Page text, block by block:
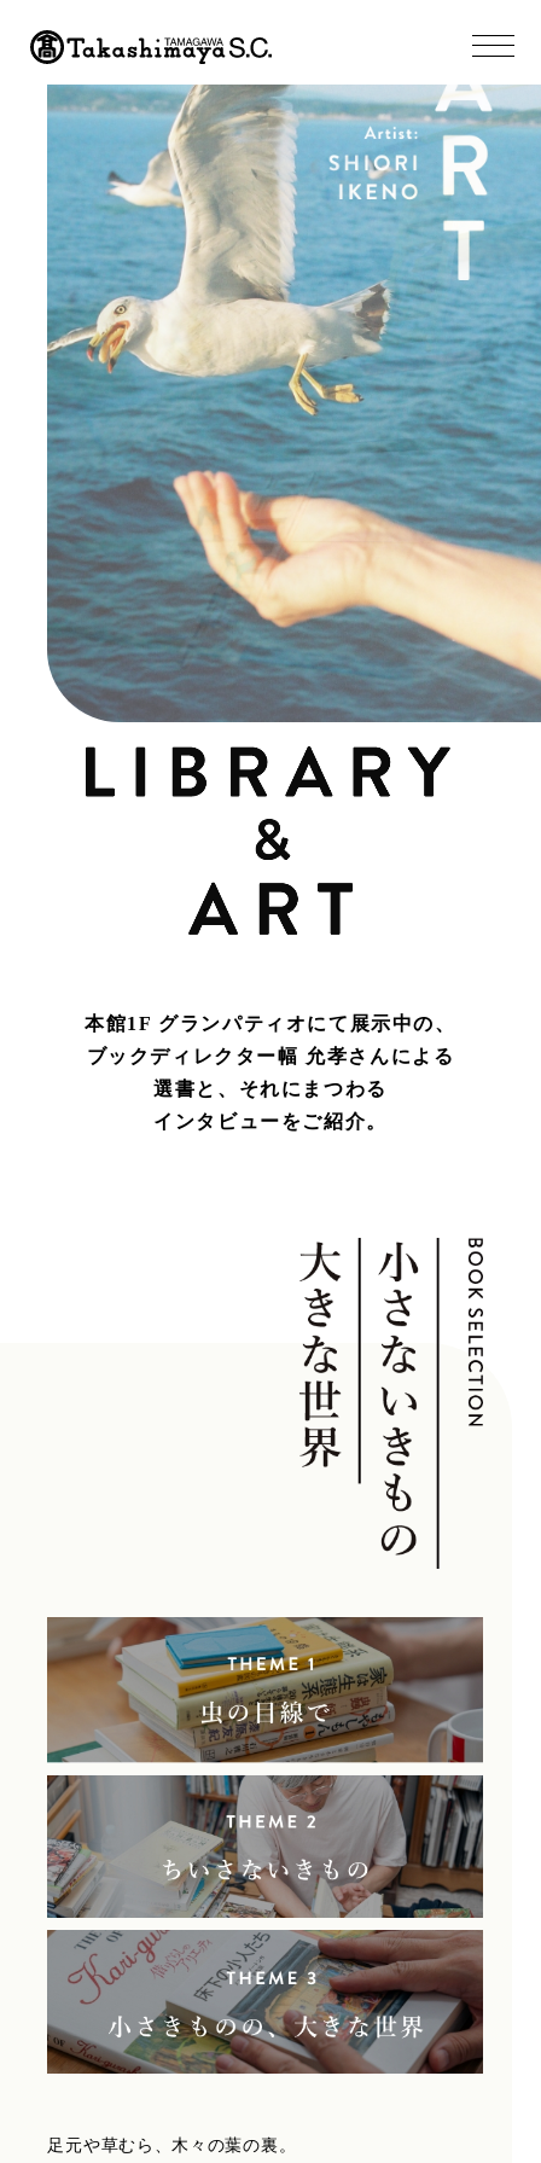
本館1F グランパティオにて展示中の、
ブックディレクター幅 允孝さんによる
選書と、 それにまつわる
インタビューをご紹介。
足元や草むら、木々の葉の裏。